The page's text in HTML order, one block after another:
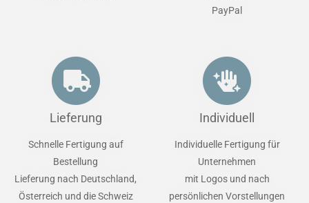
PayPal
Lieferung
Schnelle Fertigung auf
Bestellung
Lieferung nach Deutschland,
Österreich und die Schweiz
Individuell
Individuelle Fertigung für
Unternehmen
mit Logos und nach
persönlichen Vorstellungen